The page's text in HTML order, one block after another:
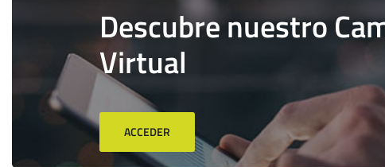
Descubre nuestro
Virtual
ACCEDER